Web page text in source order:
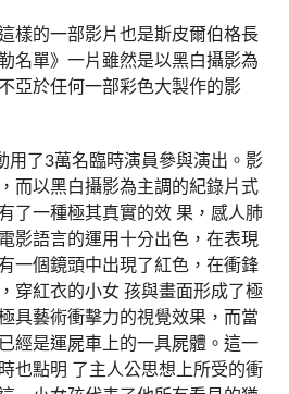
樣的一部影片也是斯皮爾伯格長
名單》一片雖然是以黑白攝影為
亞於任何一部彩色大製作的影
用了3萬名臨時演員參與演出。影
而以黑白攝影為主調的紀錄片式
了一種極其真實的效 果，感人肺
影語言的運用十分出色，在表現
一個鏡頭中出現了紅色，在衝鋒
穿紅衣的小女 孩與畫面形成了極
具藝術衝擊力的視覺效果，而當
經是運屍車上的一具屍體。這一
也點明 了主人公思想上所受的衝